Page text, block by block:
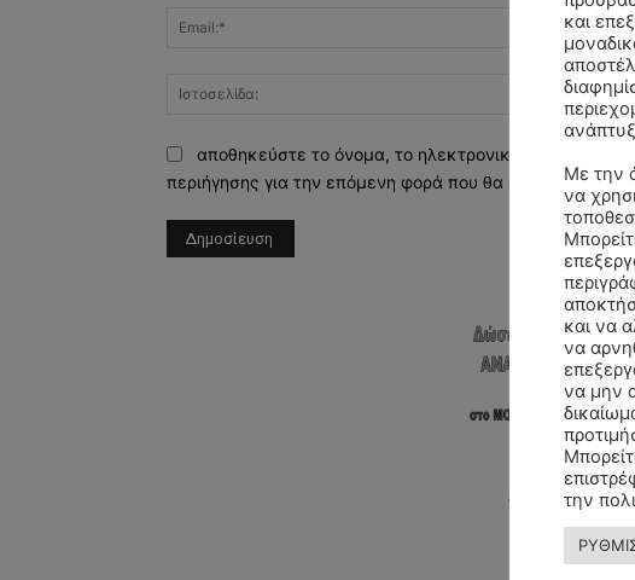
αποθηκεύστε το όνομα, το ηλεκτρονικό ταχυδρομείο
περιήγησης για την επόμενη φορά που θα σχολιάσω.
και
Με την
να
και να
να
να μην
την